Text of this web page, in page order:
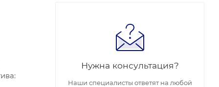
Нужна консультация?
Наши специалисты ответят на любой